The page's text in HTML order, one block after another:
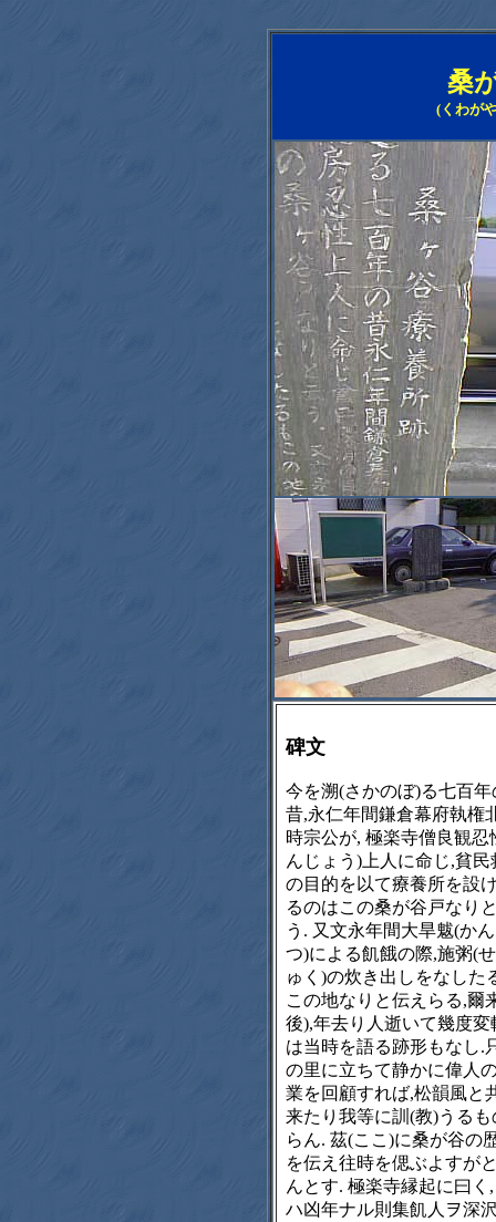
桑
(くわが
碑文
今を溯(さかのぼ)る七百年
昔,永仁年間鎌倉幕府執権
時宗公が, 極楽寺僧良観忍
んじょう)上人に命じ,貧民
の目的を以て療養所を設
るのはこの桑が谷戸なり
う. 又文永年間大旱魃(か
つ)による飢餓の際,施粥(
ゅく)の炊き出しをなした
この地なりと伝えらる,爾
後),年去り人逝いて幾度変
は当時を語る跡形もなし.
の里に立ちて静かに偉人
業を回顧すれば,松韻風と
来たり我等に訓(教)うるも
らん. 茲(ここ)に桑が谷の
を伝え往時を偲ぶよすが
んとす. 極楽寺縁起に曰く
ハ凶年ナル則集飢人ヲ深